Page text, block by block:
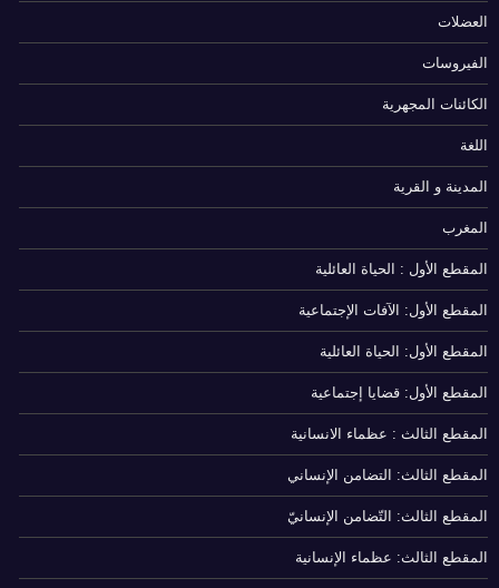
العضلات
الفيروسات
الكائنات المجهرية
اللغة
المدينة و القرية
المغرب
المقطع الأول : الحياة العائلية
المقطع الأول: الآفات الإجتماعية
المقطع الأول: الحياة العائلية
المقطع الأول: قضايا إجتماعية
المقطع الثالث : عظماء الانسانية
المقطع الثالث: التضامن الإنساني
المقطع الثالث: التّضامن الإنسانيّ
المقطع الثالث: عظماء الإنسانية